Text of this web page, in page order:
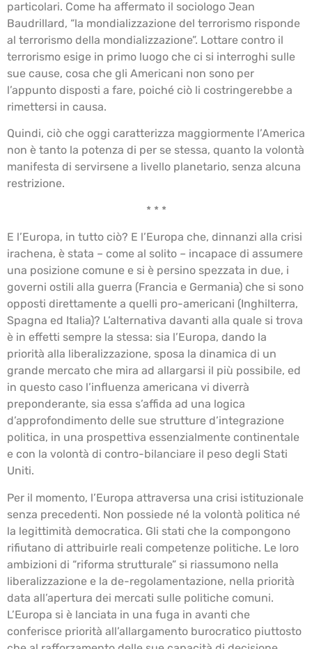
particolari. Come ha affermato il sociologo Jean
Baudrillard, “la mondializzazione del terrorismo risponde
al terrorismo della mondializzazione”. Lottare contro il
terrorismo esige in primo luogo che ci si interroghi sulle
sue cause, cosa che gli Americani non sono per
l’appunto disposti a fare, poiché ciò li costringerebbe a
rimettersi in causa.
Quindi, ciò che oggi caratterizza maggiormente l’America
non è tanto la potenza di per se stessa, quanto la volontà
manifesta di servirsene a livello planetario, senza alcuna
restrizione.
* * *
E l’Europa, in tutto ciò? E l’Europa che, dinnanzi alla crisi
irachena, è stata – come al solito – incapace di assumere
una posizione comune e si è persino spezzata in due, i
governi ostili alla guerra (Francia e Germania) che si sono
opposti direttamente a quelli pro-americani (Inghilterra,
Spagna ed Italia)? L’alternativa davanti alla quale si trova
è in effetti sempre la stessa: sia l’Europa, dando la
priorità alla liberalizzazione, sposa la dinamica di un
grande mercato che mira ad allargarsi il più possibile, ed
in questo caso l’influenza americana vi diverrà
preponderante, sia essa s’affida ad una logica
d’approfondimento delle sue strutture d’integrazione
politica, in una prospettiva essenzialmente continentale
e con la volontà di contro-bilanciare il peso degli Stati
Uniti.
Per il momento, l’Europa attraversa una crisi istituzionale
senza precedenti. Non possiede né la volontà politica né
la legittimità democratica. Gli stati che la compongono
rifiutano di attribuirle reali competenze politiche. Le loro
ambizioni di “riforma strutturale” si riassumono nella
liberalizzazione e la de-regolamentazione, nella priorità
data all’apertura dei mercati sulle politiche comuni.
L’Europa si è lanciata in una fuga in avanti che
conferisce priorità all’allargamento burocratico piuttosto